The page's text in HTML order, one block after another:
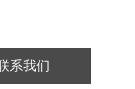
系我们